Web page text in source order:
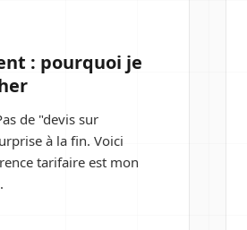
: pourquoi je
de "devis sur
à la fin. Voici
tarifaire est mon